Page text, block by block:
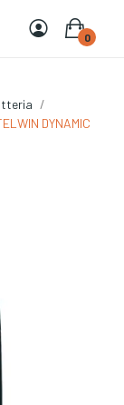
0
DYNAMIC